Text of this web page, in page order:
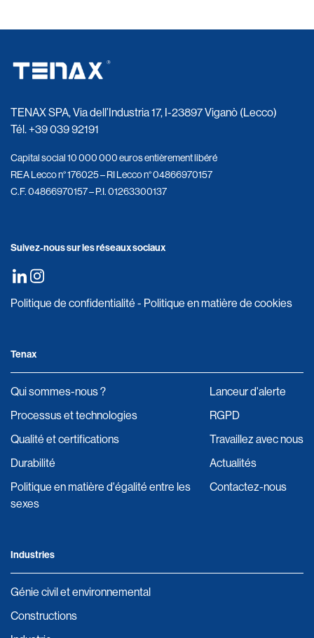
TENAX SPA, Via dell’Industria 17, I-23897 Viganò (Lecco)
Tél.+39 039 92191
Capital social 10 000 000 euros entièrement libéré
REA Lecco n° 176025 – RI Lecco n° 04866970157
C.F. 04866970157 – P.I. 01263300137
Suivez-nous sur les réseaux sociaux
Politique de confidentialité - Politique en matière de cookies
Tenax
Qui sommes-nous ?
Processus et technologies
Qualité et certifications
Durabilité
Politique en matière d'égalité entre les
sexes
Lanceur d'alerte
RGPD
Travaillez avec nous
Actualités
Contactez-nous
Industries
Génie civil et environnemental
Constructions